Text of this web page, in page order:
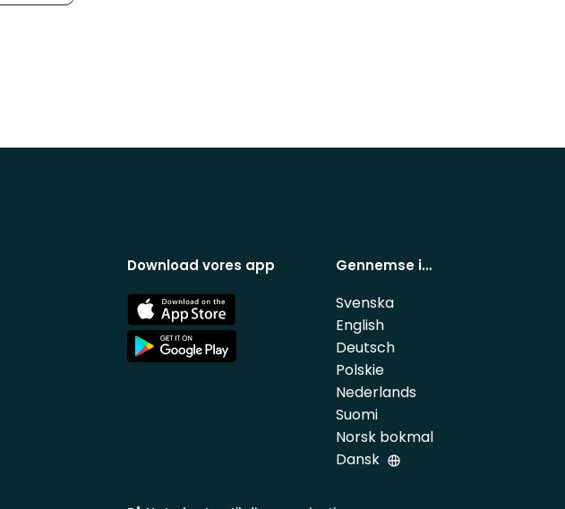
Download vores app
App
Store
App
Store
Gennemse i…
Svenska
English
Deutsch
Polskie
Nederlands
Suomi
Norsk bokmal
Dansk